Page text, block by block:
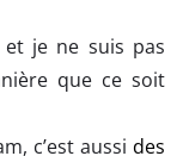
et je ne suis pas
que ce soit
c’est aussi des